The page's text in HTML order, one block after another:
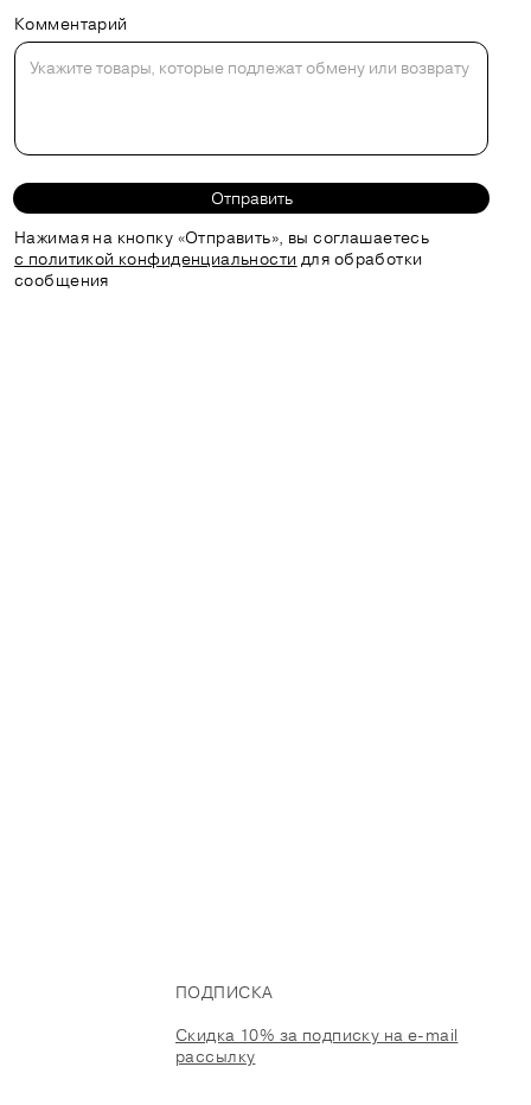
Комментарий
Отправить
Нажимая на кнопку «Отправить», вы соглашаетесь
с политикой конфиденциальности для обработки
сообщения
ПОДПИСКА
Скидка 10% за подписку на e-mail
рассылку